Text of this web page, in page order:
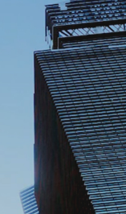
智能家居
关于我们
加入我们
新闻中心
活动中心